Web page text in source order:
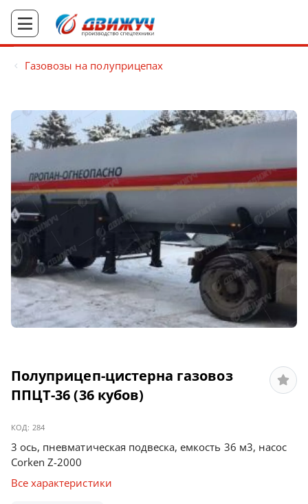
Газовозы на полуприцепах
Полуприцеп-цистерна газовоз
ППЦТ-36 (36 кубов)
КОД: 284
3 ось, пневматическая подвеска, емкость 36 м3, насос
Corken Z-2000
Все характеристики